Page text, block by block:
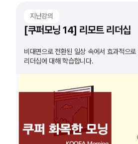
지난강의
[쿠퍼모닝 14] 리모트 리더십
비대면으로 전환된 일상 속에서 효과적으
리더십에 대해 학습합니다.